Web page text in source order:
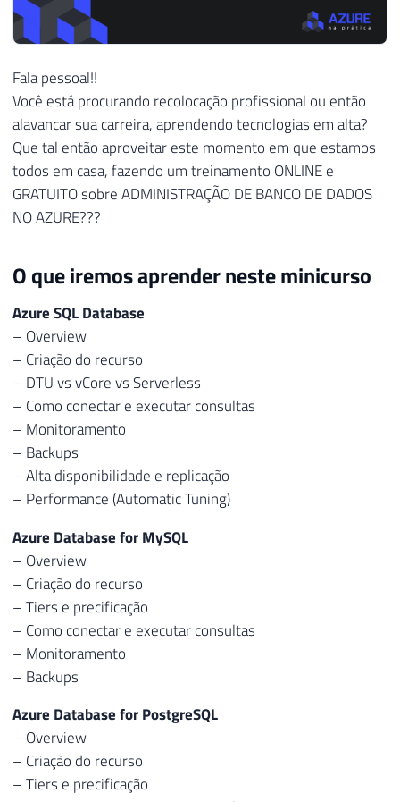
Fala pessoal!!
Você está procurando recolocação profissional ou então
alavancar sua carreira, aprendendo tecnologias em alta?
Que tal então aproveitar este momento em que estamos
todos em casa, fazendo um treinamento ONLINE e
GRATUITO sobre ADMINISTRAÇÃO DE BANCO DE DADOS
NO AZURE???
O que iremos aprender neste minicurso
Azure SQL Database
– Overview
– Criação do recurso
– DTU vs vCore vs Serverless
– Como conectar e executar consultas
– Monitoramento
– Backups
– Alta disponibilidade e replicação
– Performance (Automatic Tuning)
Azure Database for MySQL
– Overview
– Criação do recurso
– Tiers e precificação
– Como conectar e executar consultas
– Monitoramento
– Backups
Azure Database for PostgreSQL
– Overview
– Criação do recurso
– Tiers e precificação